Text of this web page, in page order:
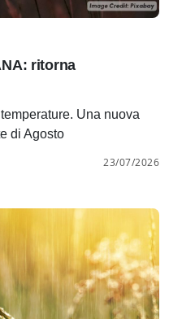
ritorna
Una nuova
di Agosto
23/07/2026